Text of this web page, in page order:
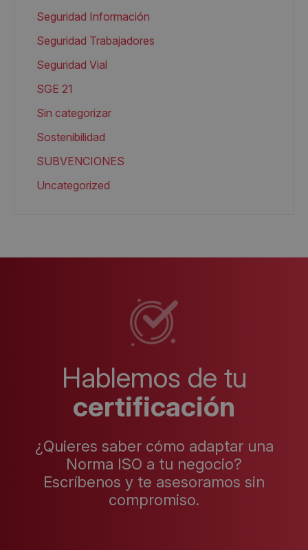
Seguridad Información
Seguridad Trabajadores
Seguridad Vial
SGE 21
Sin categorizar
Sostenibilidad
SUBVENCIONES
Uncategorized
Hablemos de tu
certificación
¿Quieres saber cómo adaptar una
Norma ISO a tu negocio?
Escríbenos y te asesoramos sin
compromiso.